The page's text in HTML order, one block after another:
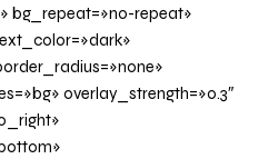
bg_repeat=»no-repeat»
overlay_strength=»0.3″